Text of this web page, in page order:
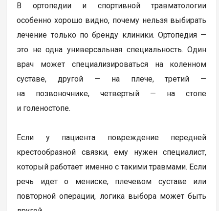
В ортопедии и спортивной травматологии
особенно хорошо видно, почему нельзя выбирать
лечение только по бренду клиники. Ортопедия —
это не одна универсальная специальность. Один
врач может специализироваться на коленном
суставе, другой — на плече, третий —
на позвоночнике, четвертый — на стопе
и голеностопе.
Если у пациента повреждение передней
крестообразной связки, ему нужен специалист,
который работает именно с такими травмами. Если
речь идет о мениске, плечевом суставе или
повторной операции, логика выбора может быть